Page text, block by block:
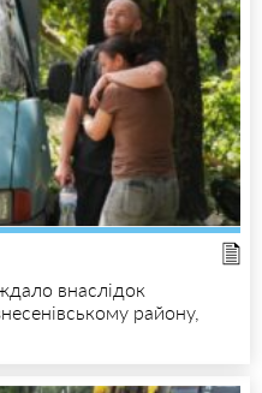
внаслідок
району,